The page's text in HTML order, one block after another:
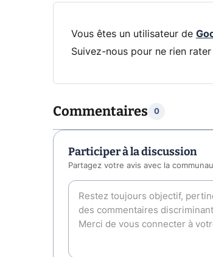
Vous êtes un utilisateur de
Suivez-nous pour ne rien
Commentaires 0
Participer à la discussion
Partagez votre avis avec la